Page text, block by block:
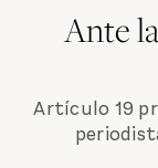
Ante
Artículo 19